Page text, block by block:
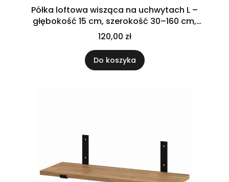
Półka loftowa wisząca na uchwytach L –
głębokość 15 cm, szerokość 30–160 cm,
dębowa
120,00 zł
Do koszyka